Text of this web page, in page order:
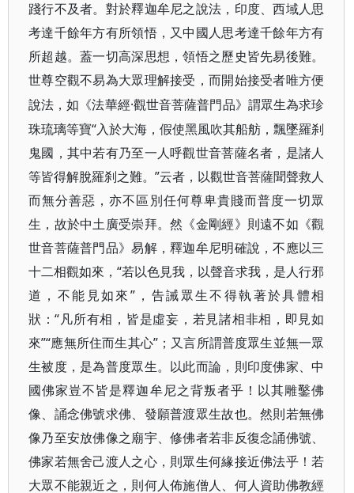
踐行不及者。對於釋迦牟尼之說法，印度、西域人思
考達千餘年方有所領悟，又中國人思考達千餘年方有
所超越。蓋一切高深思想，領悟之歷史皆先易後難。
世尊空觀不易為大眾理解接受，而開始接受者唯方便
說法，如《法華經·觀世音菩薩普門品》謂眾生為求珍
珠琉璃等寶“入於大海，假使黑風吹其船舫，飄墜羅刹
鬼國，其中若有乃至一人呼觀世音菩薩名者，是諸人
等皆得解脫羅刹之難。”云者，以觀世音菩薩聞聲救人
而無分善惡，亦不區別任何尊卑貴賤而普度一切眾
生，故於中土廣受崇拜。然《金剛經》則遠不如《觀
世音菩薩普門品》易解，釋迦牟尼明確說，不應以三
十二相觀如來，“若以色見我，以聲音求我，是人行邪
道，不能見如來”，告誡眾生不得執著於具體相
狀：“凡所有相，皆是虛妄，若見諸相非相，即見如
來”“應無所住而生其心”；又言所謂普度眾生並無一眾
生被度，是為普度眾生。以此而論，則印度佛家、中
國佛家豈不皆是釋迦牟尼之背叛者乎！以其雕鑿佛
像、誦念佛號求佛、發願普渡眾生故也。然則若無佛
像乃至安放佛像之廟宇、修佛者若非反復念誦佛號、
佛家若無舍己渡人之心，則眾生何緣接近佛法乎！若
大眾不能親近之，則何人佈施僧人、何人資助佛教經